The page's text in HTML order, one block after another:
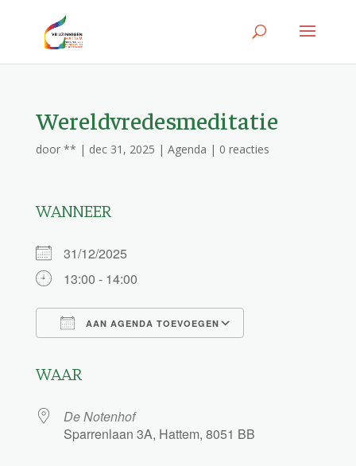
Wereldvredesmeditatie
door ** | dec 31, 2025 | Agenda | 0 reacties
WANNEER
31/12/2025
13:00 - 14:00
AAN AGENDA TOEVOEGEN
WAAR
De Notenhof
Sparrenlaan 3A, Hattem, 8051 BB